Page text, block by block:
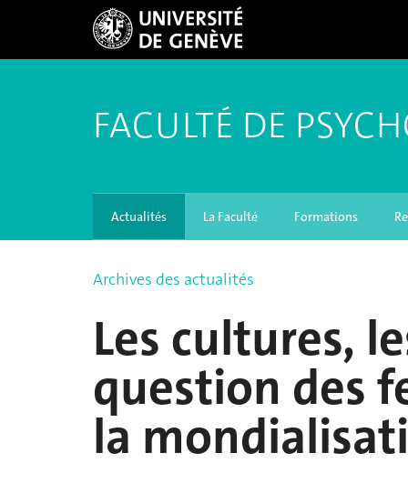
FACULTÉ DE
Actualités La Faculté Formations
Archives des actualités
Les cultures,
question des
la